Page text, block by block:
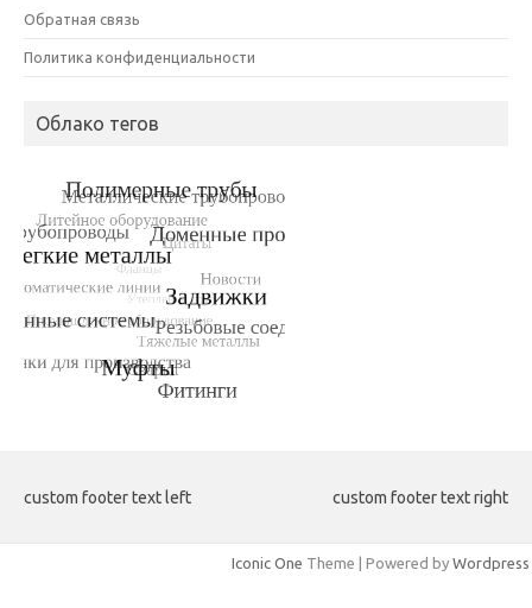
Обратная связь
Политика конфиденциальности
Облако тегов
custom footer text left custom footer text right
Iconic One Theme | Powered by Wordpress